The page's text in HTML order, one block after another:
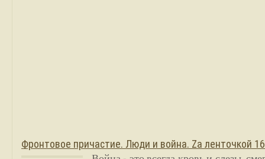
Фронтовое причастие. Люди и война. Zа ленточкой